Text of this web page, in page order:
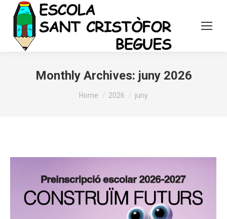
Monthly Archives: juny 2026
You are here:
Home 2026 juny